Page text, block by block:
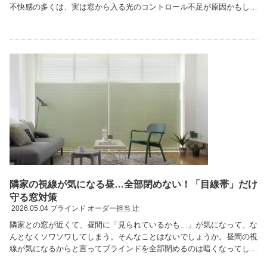
不快感の多くは、実は窓から入る光のコントロール不足が原因かもしれ
隣家の視線が気になる昼…全部閉めない！「目線帯」だけ
守る窓対策
2026.05.04 ブラインド オーダー担当 辻
隣家との窓が近くて、昼間に「見られているかも…」が気になって、な
んとなくソワソワしてしまう。そんなことはないでしょうか。昼間の視
線が気になるからと言ってブラインドを全部閉めるのは暗くなってしま